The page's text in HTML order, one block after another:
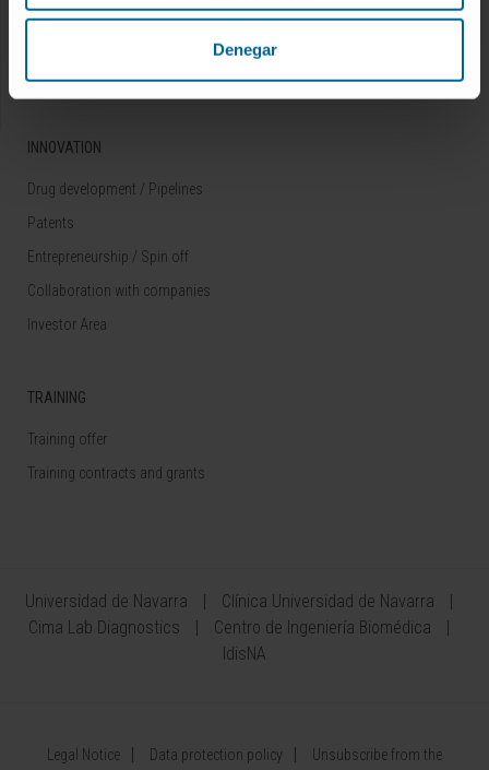
Denegar
Technology platforms
INNOVATION
Drug development / Pipelines
Patents
Entrepreneurship / Spin off
Collaboration with companies
Investor Area
TRAINING
Training offer
Training contracts and grants
Universidad de Navarra
Clínica Universidad de Navarra
Cima Lab Diagnostics
Centro de Ingeniería Biomédica
IdisNA
Legal Notice Data protection policy Unsubscribe from the